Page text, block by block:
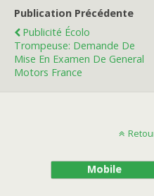
Publication Précédente
Publicité Écolo
Trompeuse: Demande De
Mise En Examen De General
Motors France
Mobile